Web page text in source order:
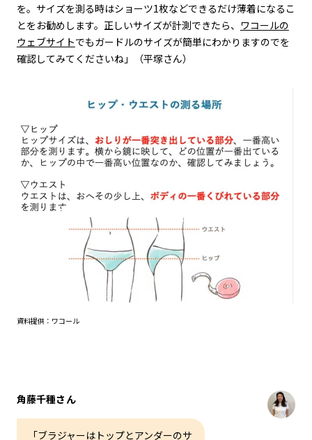
を。サイズを測る時はショーツ1枚などできるだけ薄着になるこ
とをお勧めします。正しいサイズが計測できたら、 ワコールの
ウェブサイトでもガードルのサイズが簡単にわかりますのでを
確認してみてくださいね」（平塚さん）
資料提供：ワコール
角藤千種さん
「ブラジャーはトップとアンダーのサ